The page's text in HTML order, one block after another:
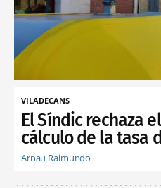
VILADECANS
El Síndic rechaza
cálculo de la tasa
Arnau Raimundo